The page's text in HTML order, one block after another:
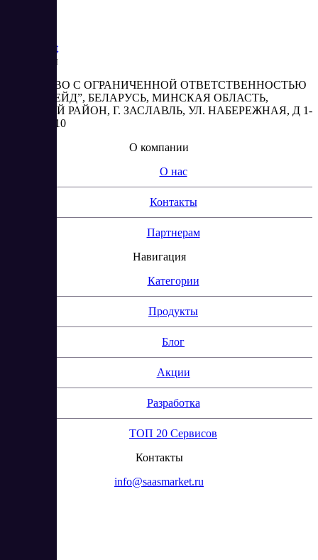
Market
Реквизиты
ОБЩЕСТВО С ОГРАНИЧЕННОЙ ОТВЕТСТВЕННОСТЬЮ
“АБЕСТРЕЙД”, БЕЛАРУСЬ, МИНСКАЯ ОБЛАСТЬ,
МИНСКИЙ РАЙОН, Г. ЗАСЛАВЛЬ, УЛ. НАБЕРЕЖНАЯ, Д 1-
2, КОМ. 310
О компании
О нас
Контакты
Партнерам
Навигация
Категории
Продукты
Блог
Акции
Разработка
ТОП 20 Сервисов
Контакты
info@saasmarket.ru